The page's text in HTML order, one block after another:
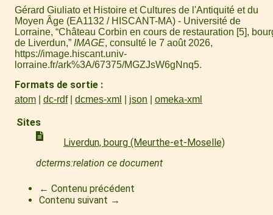
Gérard Giuliato et Histoire et Cultures de l'Antiquité et du
Moyen Âge (EA1132 / HISCANT-MA) - Université de
Lorraine, “Château Corbin en cours de restauration [5],
de Liverdun,” IMAGE, consulté le 7 août 2026,
https://image.hiscant.univ-
lorraine.fr/ark%3A/67375/MGZJsW6gNnq5.
Formats de sortie
atom dc-rdf dcmes-xml json omeka-xml
Sites
Liverdun, bourg (Meurthe-et-Moselle)
dcterms:relation ce document
← Contenu précédent
Contenu suivant →